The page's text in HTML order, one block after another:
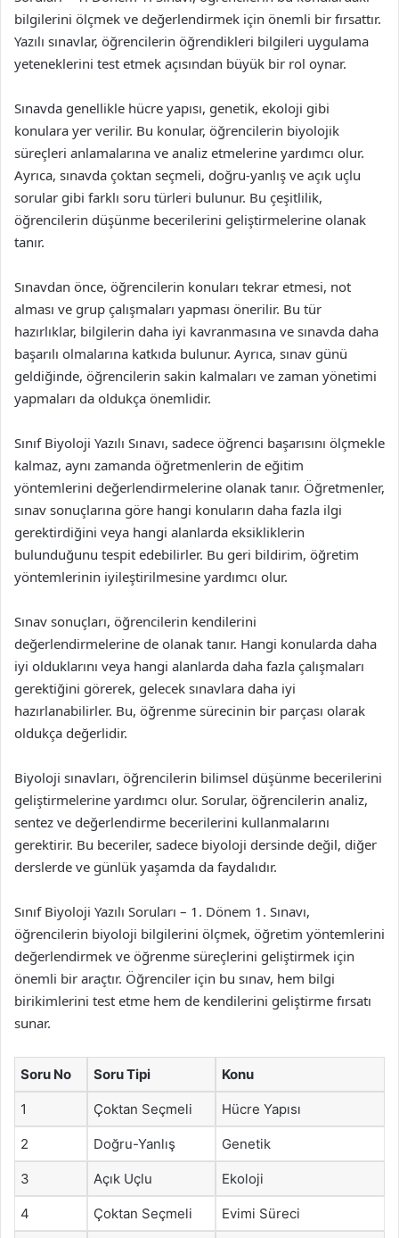
bilgilerini ölçmek ve değerlendirmek için önemli bir fırsattır.
Yazılı sınavlar, öğrencilerin öğrendikleri bilgileri uygulama
yeteneklerini test etmek açısından büyük bir rol oynar.
Sınavda genellikle hücre yapısı, genetik, ekoloji gibi
konulara yer verilir. Bu konular, öğrencilerin biyolojik
süreçleri anlamalarına ve analiz etmelerine yardımcı olur.
Ayrıca, sınavda çoktan seçmeli, doğru-yanlış ve açık uçlu
sorular gibi farklı soru türleri bulunur. Bu çeşitlilik,
öğrencilerin düşünme becerilerini geliştirmelerine olanak
tanır.
Sınavdan önce, öğrencilerin konuları tekrar etmesi, not
alması ve grup çalışmaları yapması önerilir. Bu tür
hazırlıklar, bilgilerin daha iyi kavranmasına ve sınavda daha
başarılı olmalarına katkıda bulunur. Ayrıca, sınav günü
geldiğinde, öğrencilerin sakin kalmaları ve zaman yönetimi
yapmaları da oldukça önemlidir.
Sınıf Biyoloji Yazılı Sınavı, sadece öğrenci başarısını ölçmekle
kalmaz, aynı zamanda öğretmenlerin de eğitim
yöntemlerini değerlendirmelerine olanak tanır. Öğretmenler,
sınav sonuçlarına göre hangi konuların daha fazla ilgi
gerektirdiğini veya hangi alanlarda eksikliklerin
bulunduğunu tespit edebilirler. Bu geri bildirim, öğretim
yöntemlerinin iyileştirilmesine yardımcı olur.
Sınav sonuçları, öğrencilerin kendilerini
değerlendirmelerine de olanak tanır. Hangi konularda daha
iyi olduklarını veya hangi alanlarda daha fazla çalışmaları
gerektiğini görerek, gelecek sınavlara daha iyi
hazırlanabilirler. Bu, öğrenme sürecinin bir parçası olarak
oldukça değerlidir.
Biyoloji sınavları, öğrencilerin bilimsel düşünme becerilerini
geliştirmelerine yardımcı olur. Sorular, öğrencilerin analiz,
sentez ve değerlendirme becerilerini kullanmalarını
gerektirir. Bu beceriler, sadece biyoloji dersinde değil, diğer
derslerde ve günlük yaşamda da faydalıdır.
Sınıf Biyoloji Yazılı Soruları – 1. Dönem 1. Sınavı,
öğrencilerin biyoloji bilgilerini ölçmek, öğretim yöntemlerini
değerlendirmek ve öğrenme süreçlerini geliştirmek için
önemli bir araçtır. Öğrenciler için bu sınav, hem bilgi
birikimlerini test etme hem de kendilerini geliştirme fırsatı
sunar.
Soru No Soru Tipi Konu
1 Çoktan Seçmeli Hücre Yapısı
2 Doğru-Yanlış Genetik
3 Açık Uçlu Ekoloji
4 Çoktan Seçmeli Evimi Süreci